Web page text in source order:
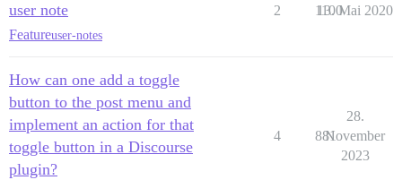
user note
Featureuser-notes
2 1100
13. Mai 2020
How can one add a toggle
button to the post menu and
implement an action for that
toggle button in a Discourse
plugin?
4 881
28.
November
2023